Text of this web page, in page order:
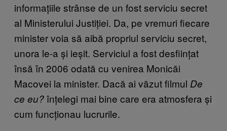
informațiile strânse de un fost serviciu secret
al Ministerului Justiției. Da, pe vremuri fiecare
minister voia să aibă propriul serviciu secret,
unora le-a și ieșit. Serviciul a fost desființat
însă în 2006 odată cu venirea Monicăi
Macovei la minister. Dacă ai văzut filmul De
ce eu?înțelegi mai bine care era atmosfera și
cum funcționau lucrurile.